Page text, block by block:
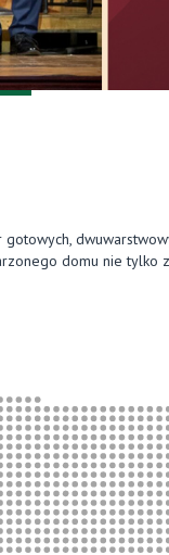
domu nie tylko